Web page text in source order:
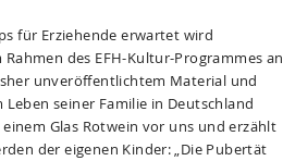
für Erziehende erwartet wird
des EFH-Kultur-Programmes an
unveröffentlichtem Material und
seiner Familie in Deutschland
Glas Rotwein vor uns und erzählt
der eigenen Kinder: „Die Pubertät